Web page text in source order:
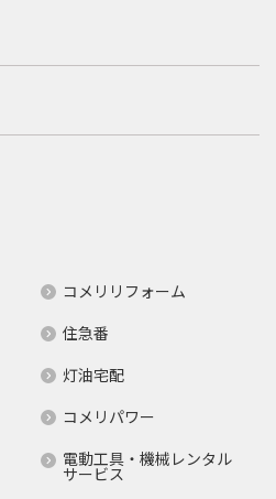
コメリリフォーム
住急番
灯油宅配
コメリパワー
電動工具・機械レンタル
サービス